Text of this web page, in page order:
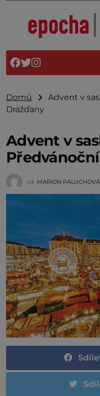
Domů
Advent v
Drážďany
Advent v
od MARION PALUCHOVÁ